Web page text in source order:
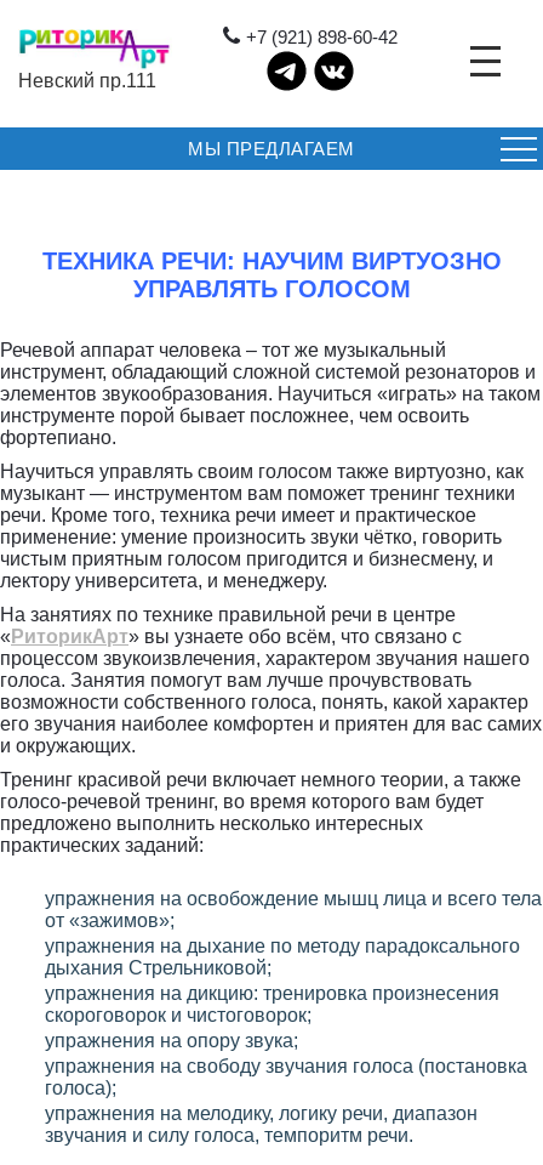
Невский пр.111
+7 (921) 898-60-42
МЫ ПРЕДЛАГАЕМ
ТЕХНИКА РЕЧИ: НАУЧИМ ВИРТУОЗНО
УПРАВЛЯТЬ ГОЛОСОМ
Речевой аппарат человека – тот же музыкальный
инструмент, обладающий сложной системой резонаторов и
элементов звукообразования. Научиться «играть» на таком
инструменте порой бывает посложнее, чем освоить
фортепиано.
Научиться управлять своим голосом также виртуозно, как
музыкант — инструментом вам поможет тренинг техники
речи. Кроме того, техника речи имеет и практическое
применение: умение произносить звуки чётко, говорить
чистым приятным голосом пригодится и бизнесмену, и
лектору университета, и менеджеру.
На занятиях по технике правильной речи в центре
« РиторикАрт» вы узнаете обо всём, что связано с
процессом звукоизвлечения, характером звучания нашего
голоса. Занятия помогут вам лучше прочувствовать
возможности собственного голоса, понять, какой характер
его звучания наиболее комфортен и приятен для вас самих
и окружающих.
Тренинг красивой речи включает немного теории, а также
голосо-речевой тренинг, во время которого вам будет
предложено выполнить несколько интересных
практических заданий:
упражнения на освобождение мышц лица и всего тела
от «зажимов»;
упражнения на дыхание по методу парадоксального
дыхания Стрельниковой;
упражнения на дикцию: тренировка произнесения
скороговорок и чистоговорок;
упражнения на опору звука;
упражнения на свободу звучания голоса (постановка
голоса);
упражнения на мелодику, логику речи, диапазон
звучания и силу голоса, темпоритм речи.